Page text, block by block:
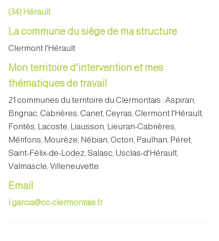
(34) Hérault
La commune du siège de ma structure
Clermont l'Hérault
Mon territoire d'intervention et mes
thématiques de travail
21 communes du territoire du Clermontais : Aspiran,
Brignac, Cabrières, Canet, Ceyras, Clermont l'Hérault,
Fontès, Lacoste, Liausson, Lieuran-Cabrières,
Mérifons, Mourèze, Nébian, Octon, Paulhan, Péret,
Saint-Félix-de-Lodez, Salasc, Usclas-d'Hérault,
Valmascle, Villeneuvette.
Email
l.garcia@cc-clermontais.fr